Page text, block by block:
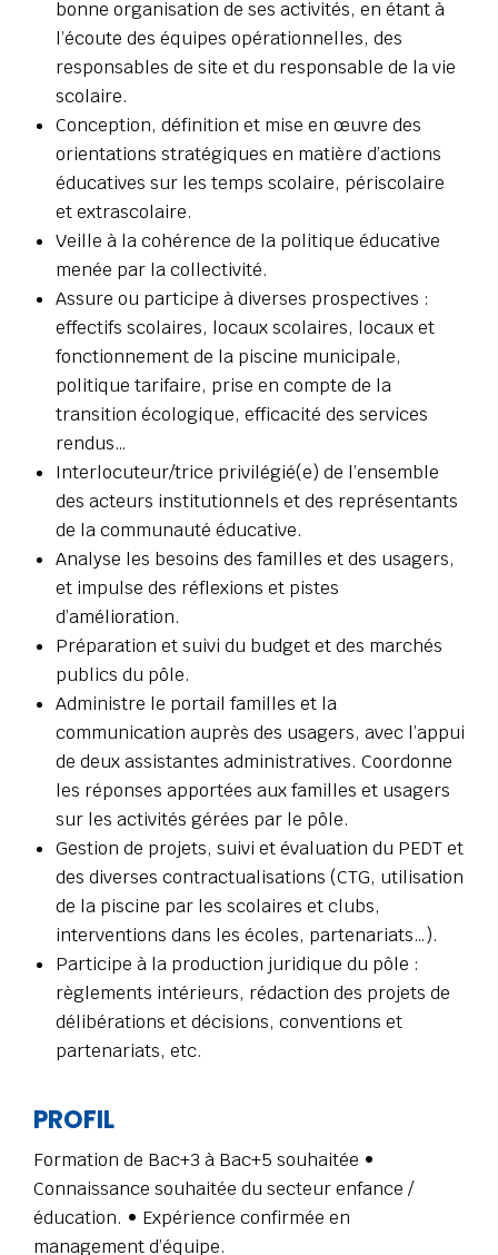
bonne organisation de ses activités, en étant à
l’écoute des équipes opérationnelles, des
responsables de site et du responsable de la vie
scolaire.
Conception, définition et mise en œuvre des
orientations stratégiques en matière d’actions
éducatives sur les temps scolaire, périscolaire
et extrascolaire.
Veille à la cohérence de la politique éducative
menée par la collectivité.
Assure ou participe à diverses prospectives :
effectifs scolaires, locaux scolaires, locaux et
fonctionnement de la piscine municipale,
politique tarifaire, prise en compte de la
transition écologique, efficacité des services
rendus…
Interlocuteur/trice privilégié(e) de l’ensemble
des acteurs institutionnels et des représentants
de la communauté éducative.
Analyse les besoins des familles et des usagers,
et impulse des réflexions et pistes
d’amélioration.
Préparation et suivi du budget et des marchés
publics du pôle.
Administre le portail familles et la
communication auprès des usagers, avec l’appui
de deux assistantes administratives. Coordonne
les réponses apportées aux familles et usagers
sur les activités gérées par le pôle.
Gestion de projets, suivi et évaluation du PEDT et
des diverses contractualisations (CTG, utilisation
de la piscine par les scolaires et clubs,
interventions dans les écoles, partenariats…).
Participe à la production juridique du pôle :
règlements intérieurs, rédaction des projets de
délibérations et décisions, conventions et
partenariats, etc.
PROFIL
Formation de Bac+3 à Bac+5 souhaitée •
Connaissance souhaitée du secteur enfance /
éducation. • Expérience confirmée en
management d’équipe.